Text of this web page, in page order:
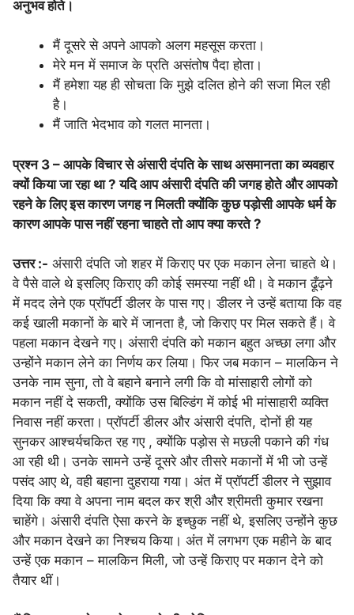
अनुभव होते।
मैं दूसरे से अपने आपको अलग महसूस करता।
मेरे मन में समाज के प्रति असंतोष पैदा होता।
मैं हमेशा यह ही सोचता कि मुझे दलित होने की सजा मिल रही
है।
मैं जाति भेदभाव को गलत मानता।
प्रश्न 3 – आपके विचार से अंसारी दंपति के साथ असमानता का व्यवहार
क्यों किया जा रहा था ? यदि आप अंसारी दंपति की जगह होते और आपको
रहने के लिए इस कारण जगह न मिलती क्योंकि कुछ पड़ोसी आपके धर्म के
कारण आपके पास नहीं रहना चाहते तो आप क्या करते ?
उत्तर :- अंसारी दंपति जो शहर में किराए पर एक मकान लेना चाहते थे।
वे पैसे वाले थे इसलिए किराए की कोई समस्या नहीं थी। वे मकान ढूँढ़ने
में मदद लेने एक प्रॉपर्टी डीलर के पास गए। डीलर ने उन्हें बताया कि वह
कई खाली मकानों के बारे में जानता है, जो किराए पर मिल सकते हैं। वे
पहला मकान देखने गए। अंसारी दंपति को मकान बहुत अच्छा लगा और
उन्होंने मकान लेने का निर्णय कर लिया। फिर जब मकान – मालकिन ने
उनके नाम सुना, तो वे बहाने बनाने लगी कि वो मांसाहारी लोगों को
मकान नहीं दे सकती, क्योंकि उस बिल्डिंग में कोई भी मांसाहारी व्यक्ति
निवास नहीं करता। प्रॉपर्टी डीलर और अंसारी दंपति, दोनों ही यह
सुनकर आश्चर्यचकित रह गए , क्योंकि पड़ोस से मछली पकाने की गंध
आ रही थी। उनके सामने उन्हें दूसरे और तीसरे मकानों में भी जो उन्हें
पसंद आए थे, वही बहाना दुहराया गया। अंत में प्रॉपर्टी डीलर ने सुझाव
दिया कि क्या वे अपना नाम बदल कर श्री और श्रीमती कुमार रखना
चाहेंगे। अंसारी दंपति ऐसा करने के इच्छुक नहीं थे, इसलिए उन्होंने कुछ
और मकान देखने का निश्चय किया। अंत में लगभग एक महीने के बाद
उन्हें एक मकान – मालकिन मिली, जो उन्हें किराए पर मकान देने को
तैयार थीं।